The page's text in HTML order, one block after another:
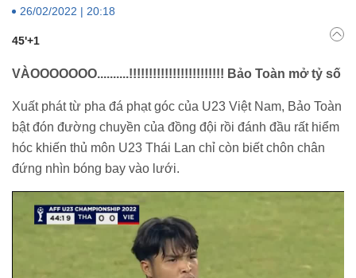
26/02/2022 | 20:18
45'+1
VÀOOOOOOO..........!!!!!!!!!!!!!!!!!!!!!!!! Bảo Toàn mở tỷ số
Xuất phát từ pha đá phạt góc của U23 Việt Nam, Bảo Toàn
bật đón đường chuyền của đồng đội rồi đánh đầu rất hiểm
hóc khiến thủ môn U23 Thái Lan chỉ còn biết chôn chân
đứng nhìn bóng bay vào lưới.